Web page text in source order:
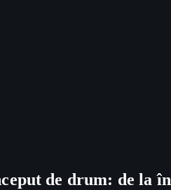
de drum: de la